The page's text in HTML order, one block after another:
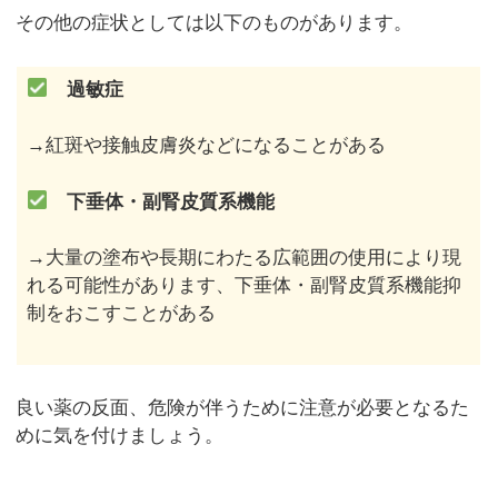
その他の症状としては以下のものがあります。
過敏症
→紅斑や接触皮膚炎などになることがある
下垂体・副腎皮質系機能
→大量の塗布や長期にわたる広範囲の使用により現
れる可能性があります、下垂体・副腎皮質系機能抑
制をおこすことがある
良い薬の反面、危険が伴うために注意が必要となるた
めに気を付けましょう。